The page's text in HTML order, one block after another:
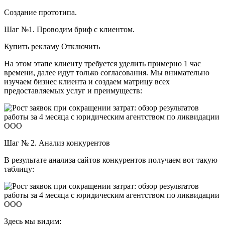
Создание прототипа.
Шаг №1. Проводим бриф с клиентом.
Купить рекламу Отключить
На этом этапе клиенту требуется уделить примерно 1 час
времени, далее идут только согласования. Мы внимательно
изучаем бизнес клиента и создаем матрицу всех
предоставляемых услуг и преимуществ:
Шаг № 2. Анализ конкурентов
В результате анализа сайтов конкурентов получаем вот такую
таблицу:
Здесь мы видим: